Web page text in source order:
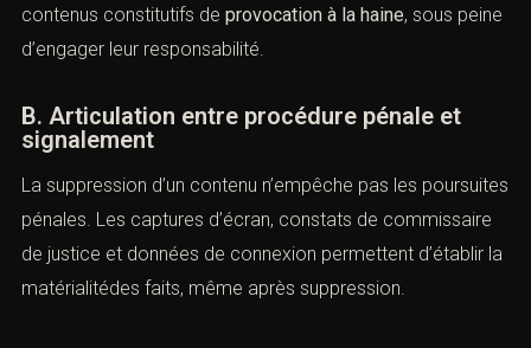
sens de l’article 6 de la LCEN, ce qui limite leur
responsabilité pénale tant qu’elles n’ont pas
contenus :
https://www.legifrance.gouv.fr/loda/article_lc/
Une fois notifiées, elles doivent retirer promptement les
contenus constitutifs de provocation à la haine , sous
peine d’engager leur responsabilité.